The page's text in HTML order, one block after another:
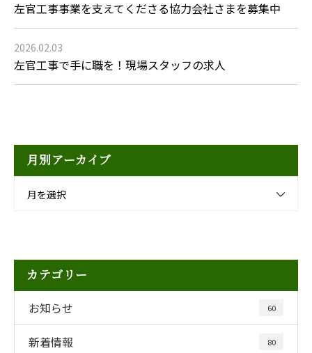
左官工事事業を支えてくださる協力会社さまを募集中
2026.02.03
左官工事で手に職を！現場スタッフの求人
月別アーカイブ
月を選択
カテゴリー
お知らせ 60
新着情報 80